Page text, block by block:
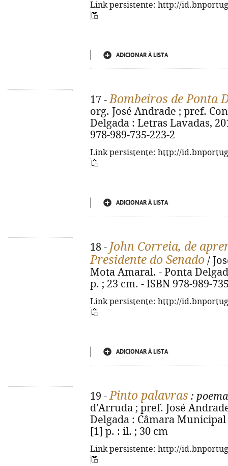
Link persistente: http://
ADICIONAR À LISTA
17 -Bombeiros de Ponta
org. José Andrade ; pref.
Delgada : Letras Lavadas,
978-989-735-223-2
Link persistente: http://
ADICIONAR À LISTA
18 - John Correia, de
Presidente do Senado /
Mota Amaral. - Ponta
p. ; 23 cm. - ISBN 978-989-
Link persistente: http://
ADICIONAR À LISTA
19 -Pinto palavras :
d'Arruda ; pref. José
Delgada : Câmara Municipal
[1] p. : il. ; 30 cm
Link persistente: http://